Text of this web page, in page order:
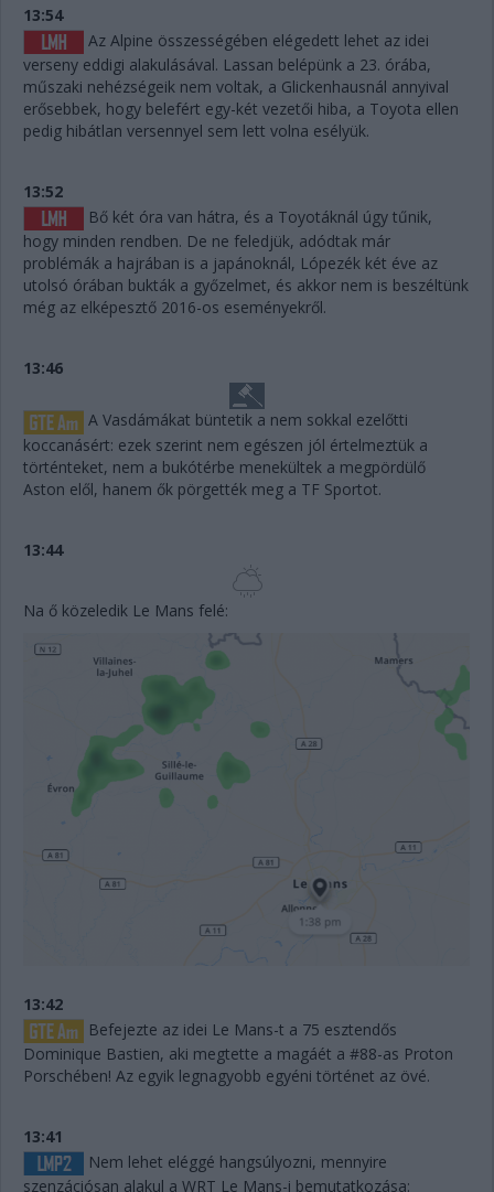
13:54
Az Alpine összességében elégedett lehet az idei
verseny eddigi alakulásával. Lassan belépünk a 23. órába,
műszaki nehézségeik nem voltak, a Glickenhausnál annyival
erősebbek, hogy belefért egy-két vezetői hiba, a Toyota ellen
pedig hibátlan versennyel sem lett volna esélyük.
13:52
Bő két óra van hátra, és a Toyotáknál úgy tűnik,
hogy minden rendben. De ne feledjük, adódtak már
problémák a hajrában is a japánoknál, Lópezék két éve az
utolsó órában bukták a győzelmet, és akkor nem is beszéltünk
még az elképesztő 2016-os eseményekről.
13:46
A Vasdámákat büntetik a nem sokkal ezelőtti
koccanásért: ezek szerint nem egészen jól értelmeztük a
történteket, nem a bukótérbe menekültek a megpördülő
Aston elől, hanem ők pörgették meg a TF Sportot.
13:44
Na ő közeledik Le Mans felé:
13:42
Befejezte az idei Le Mans-t a 75 esztendős
Dominique Bastien, aki megtette a magáét a #88-as Proton
Porschében! Az egyik legnagyobb egyéni történet az övé.
13:41
Nem lehet eléggé hangsúlyozni, mennyire
szenzációsan alakul a WRT Le Mans-i bemutatkozása: